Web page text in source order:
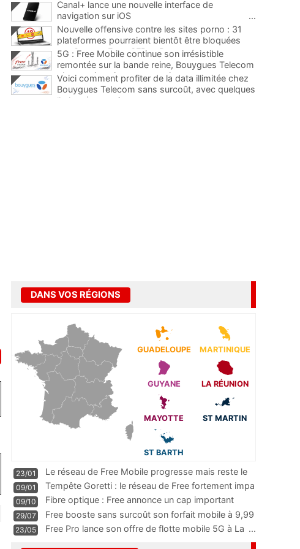
avec ce lancement
Canal+ lance une nouvelle interface de
navigation sur iOS
...
Nouvelle offensive contre les sites porno : 31
plateformes pourraient bientôt être bloquées
par Orange, Free, SFR et Bouygues
5G : Free Mobile continue son irrésistible
remontée sur la bande reine, Bouygues Telecom
plus que jamais sous pression
Voici comment profiter de la data illimitée chez
Bouygues Telecom sans surcoût, avec quelques
limites à connaître
DANS VOS RÉGIONS
GUADELOUPE MARTINIQUE
GUYANE LA RÉUNION
MAYOTTE ST MARTIN
ST BARTH
23/01
Le réseau de Free Mobile progresse mais reste le
m
...
09/01
Tempête Goretti : le réseau de Free fortement impa
09/10
Fibre optique : Free annonce un cap important
pass
...
29/07
Free booste sans surcoût son forfait mobile à 9,99
23/05 Free Pro lance son offre de flotte mobile 5G à La ...